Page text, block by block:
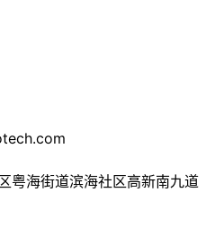
粤海街道滨海社区高新南九道